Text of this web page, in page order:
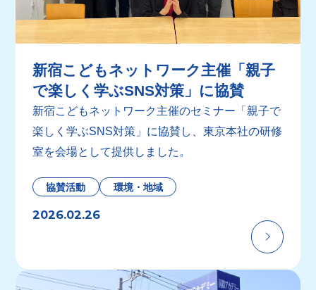
新宿こどもネットワーク主催「親子
で楽しく学ぶSNS対策」に協賛
新宿こどもネットワーク主催のセミナー「親子で
楽しく学ぶSNS対策」に協賛し、東京本社の研修
室を会場として提供しました。
協賛活動 環境・地域
2026.02.26